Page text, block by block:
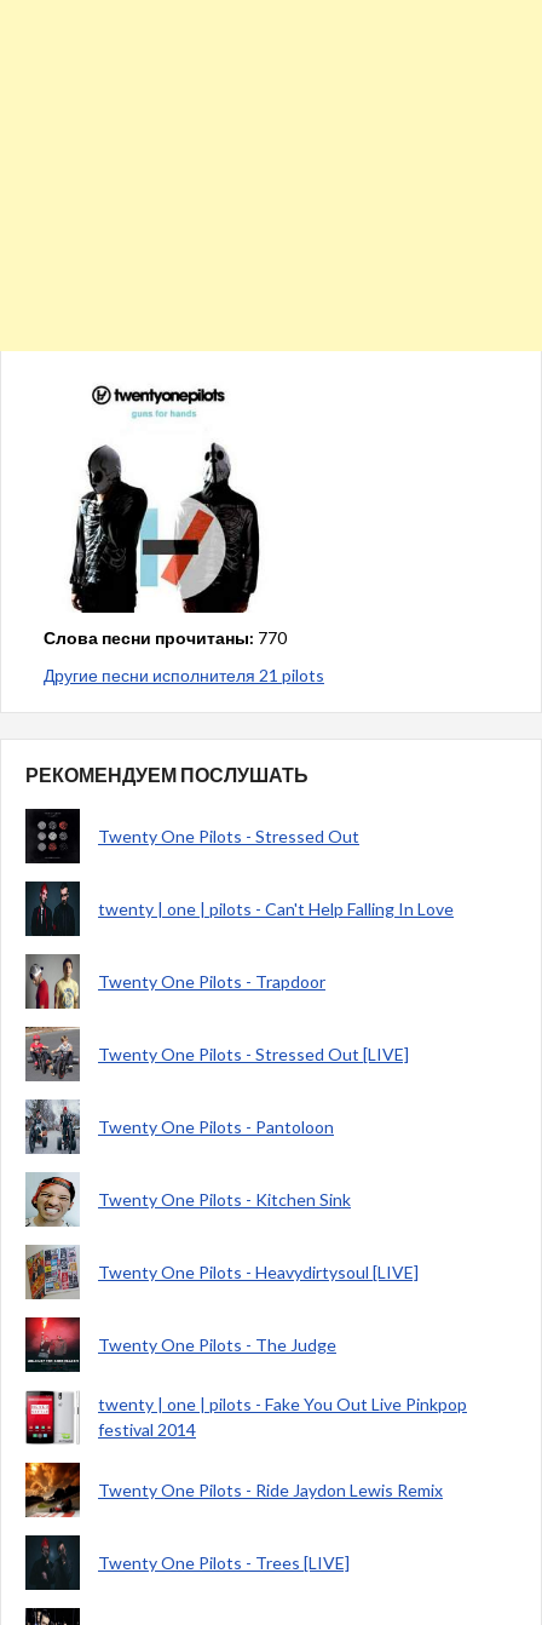
Слова песни прочитаны: 770
Другие песни исполнителя 21 pilots
РЕКОМЕНДУЕМ ПОСЛУШАТЬ
Twenty One Pilots - Stressed Out
twenty | one | pilots - Can't Help Falling In Love
Twenty One Pilots - Trapdoor
Twenty One Pilots - Stressed Out [LIVE]
Twenty One Pilots - Pantoloon
Twenty One Pilots - Kitchen Sink
Twenty One Pilots - Heavydirtysoul [LIVE]
Twenty One Pilots - The Judge
twenty | one | pilots - Fake You Out Live Pinkpop
festival 2014
Twenty One Pilots - Ride Jaydon Lewis Remix
Twenty One Pilots - Trees [LIVE]